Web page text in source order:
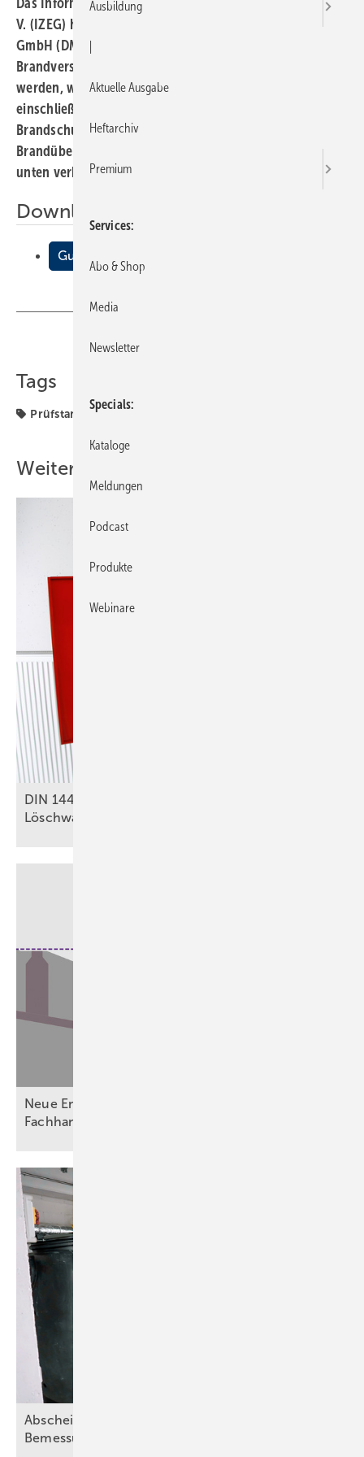
V. (IZEG) hat bei der Deutschen Montan Technologie
GmbH (DMT) in Dortmund einen orientierenden
Brandversuch durchgeführt. Dabei sollte festgestellt
werden, wie sich guss-eiserne Abflussrohrsysteme
einschließlich R90-geprüfter Rockwool-
Brandschutzlösungen bezüglich einer möglichen
Brandübertragung sowohl nach oben als auch nach
unten verhalten.
Downloads:
Gussrohre auf dem Prüfstand
Teilen
Tags
Prüfstand
Weitere Inhalte
DIN 14462: Was für SHK-Betriebe zu
Löschwasseranlagen relevant
Neue Entwässerungsvorgaben fordern Planer,
Fachhandwerk und
Abscheideranlagen für Fette – Teil 2:
Bemessungsgrundsätze
Ausbildung
Aktuelle Ausgabe
Heftarchiv
Premium
Services
Abo & Shop
Media
Newsletter
Specials
Kataloge
Meldungen
Podcast
Produkte
Webinare